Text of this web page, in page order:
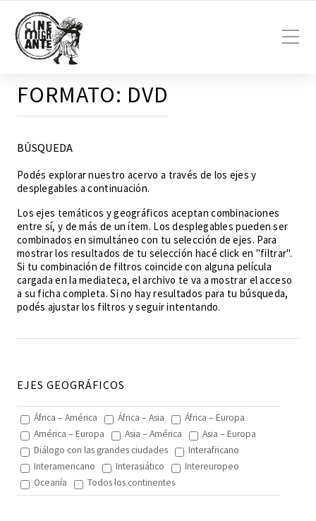
FORMATO: DVD
BÚSQUEDA
Podés explorar nuestro acervo a través de los ejes y
desplegables a continuación.
Los ejes temáticos y geográficos aceptan combinaciones
entre sí, y de más de un ítem. Los desplegables pueden ser
combinados en simultáneo con tu selección de ejes. Para
mostrar los resultados de tu selección hacé click en "filtrar".
Si tu combinación de filtros coincide con alguna película
cargada en la mediateca, el archivo te va a mostrar el acceso
a su ficha completa. Si no hay resultados para tu búsqueda,
podés ajustar los filtros y seguir intentando.
EJES GEOGRÁFICOS
África – América África – Asia
África – Europa
América – Europa
Asia – América
Asia – Europa
Diálogo con las grandes ciudades
Interafricano
Interamericano
Interasiático
Intereuropeo
Oceanía
Todos los continentes